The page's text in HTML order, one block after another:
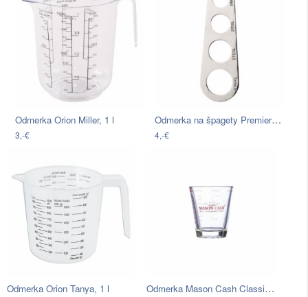
Odmerka Orion Miller, 1 l
3,-€
Odmerka na špagety Premier Housewares
4,-€
Odmerka Orion Tanya, 1 l Odmerka Mason Cash Classic Collection,…